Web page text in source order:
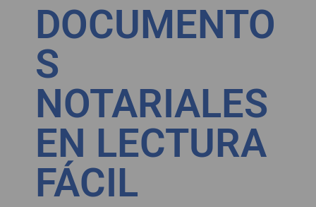
DOCUMENTO
S
NOTARIALES
EN LECTURA
FÁCIL